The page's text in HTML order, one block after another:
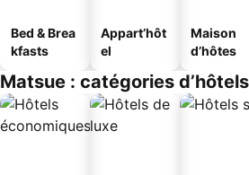
Bed & Brea
kfasts
Appart’hôt
el
Maison
d’hôtes
Matsue : catégories